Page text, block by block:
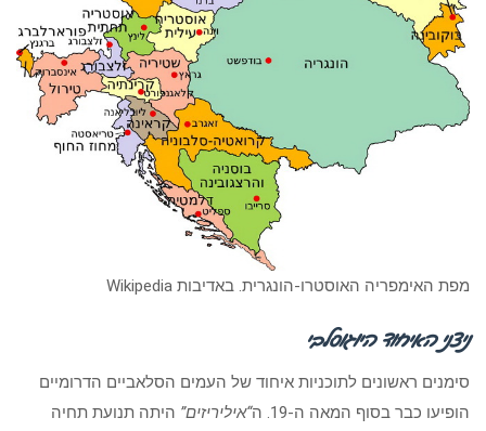
מפת האימפריה האוסטרו-הונגרית. באדיבות Wikipedia
ניצני האיחוד היוגוסלבי
סימנים ראשונים לתוכניות איחוד של העמים הסלאביים הדרומיים
הופיעו כבר בסוף המאה ה-19. ה
“איליריזים” היתה תנועת תחיה